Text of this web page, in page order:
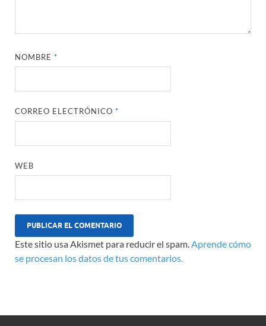
NOMBRE*
CORREO ELECTRÓNICO*
WEB
Este sitio usa Akismet para reducir el spam.Aprende cómo
se procesan los datos de tus comentarios.